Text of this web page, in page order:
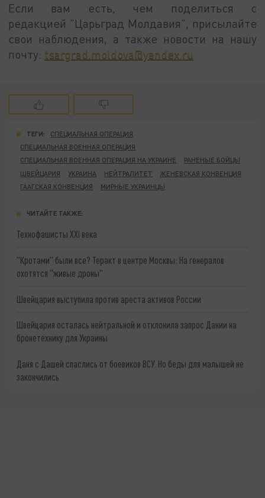
Если вам есть, чем поделиться с
редакцией "Царьград Молдавия", присылайте
свои наблюдения, а также новости на нашу
почту: tsargrad.moldova@yandex.ru
ТЕГИ:
СПЕЦИАЛЬНАЯ ОПЕРАЦИЯ
СПЕЦИАЛЬНАЯ ВОЕННАЯ ОПЕРАЦИЯ
СПЕЦИАЛЬНАЯ ВОЕННАЯ ОПЕРАЦИЯ НА УКРАИНЕ
РАНЕНЫЕ БОЙЦЫ
ШВЕЙЦАРИЯ
УКРАИНА НЕЙТРАЛИТЕТ
ЖЕНЕВСКАЯ КОНВЕНЦИЯ
ГААГСКАЯ КОНВЕНЦИЯ
МИРНЫЕ УКРАИНЦЫ
ЧИТАЙТЕ ТАКЖЕ:
Технофашисты XXI века
"Кротами" были все? Теракт в центре Москвы: На генералов
охотятся "живые дроны"
Швейцария выступила против ареста активов России
Швейцария осталась нейтральной и отклонила запрос Дании на
бронетехнику для Украины
Даня с Дашей спаслись от боевиков ВСУ. Но беды для малышей не
закончились